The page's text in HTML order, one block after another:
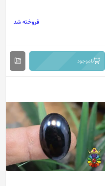
فروخته شد
ناموجود